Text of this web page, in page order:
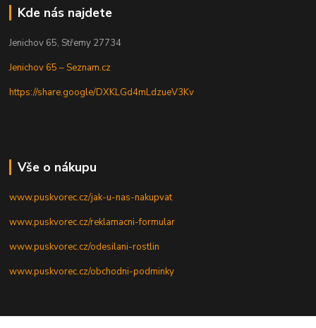
Kde nás najdete
Jenichov 65, Střemy 27734
Jenichov 65 – Seznam.cz
https://share.google/DXKLGd4mLdzueV3Kv
Vše o nákupu
www.puskvorec.cz/jak-u-nas-nakupvat
www.puskvorec.cz/reklamacni-formular
www.puskvorec.cz/odesilani-rostlin
www.puskvorec.cz/obchodni-podminky